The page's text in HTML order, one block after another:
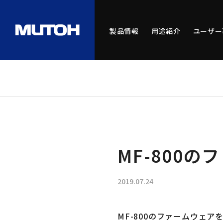
製品情報 用途紹介 ユーザ
MF-800のフ
2019.07.24
MF-800のファームウェア